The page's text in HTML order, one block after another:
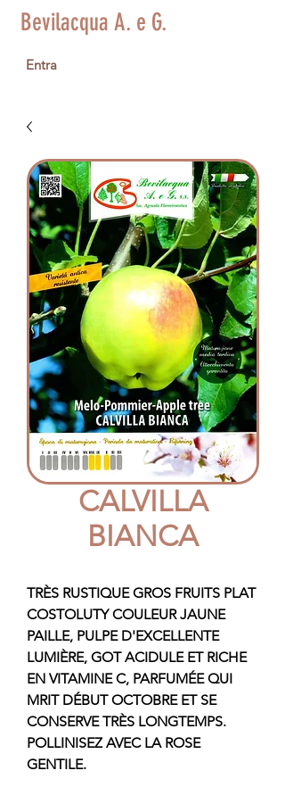
Bevilacqua A. e G.
Entra
CALVILLA
BIANCA
TRÈS RUSTIQUE GROS FRUITS PLAT
COSTOLUTY COULEUR JAUNE
PAILLE, PULPE D'EXCELLENTE
LUMIÈRE, GOT ACIDULE ET RICHE
EN VITAMINE C, PARFUMÉE QUI
MRIT DÉBUT OCTOBRE ET SE
CONSERVE TRÈS LONGTEMPS.
POLLINISEZ AVEC LA ROSE
GENTILE.